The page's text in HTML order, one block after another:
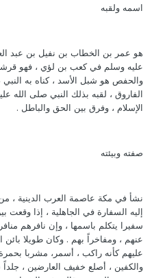
اسمه ولقبه
هو عمر بن الخطاب بن نفيل بن عبد
عليه وسلم في كعب بن لؤي ، فهو
والحفص هو شبل الأسد ، كناه به النبي
الفاروق ، لقبه بذلك النبي صلى الله
الإسلام ، وفرق بين الحق والباطل .
صفته وبيئته
نشأ في مكة عاصمة العرب الدينية ،
إليه السفارة في الجاهلية ، إذا وقعت
سفيرا يتكلم باسمها ، وإن نافرهم
عنهم ، ومفاخراً بهم . وكان طويلا
عليهم كأنه راكب ، أسمر، مشربا
والكفين ، أصلع خفيف العارضين ،